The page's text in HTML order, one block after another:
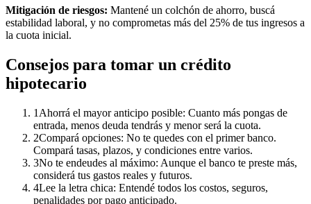
Mitigación de riesgos: Mantené un colchón de ahorro, buscá
estabilidad laboral, y no comprometas más del 25% de tus ingresos a
la cuota inicial.
Consejos para tomar un crédito
hipotecario
1 Ahorrá el mayor anticipo posible: Cuanto más pongas de
entrada, menos deuda tendrás y menor será la cuota.
2Compará opciones: No te quedes con el primer banco.
Compará tasas, plazos, y condiciones entre varios.
3No te endeudes al máximo: Aunque el banco te preste más,
considerá tus gastos reales y futuros.
4Lee la letra chica: Entendé todos los costos, seguros,
penalidades por pago anticipado.